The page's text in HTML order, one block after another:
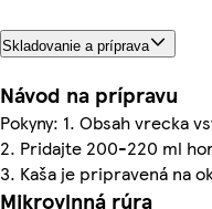
Skladovanie a príprava
Návod na prípravu
Pokyny: 1. Obsah vrecka
2. Pridajte 200-220 ml
3. Kaša je pripravená na
Mikrovlnná rúra